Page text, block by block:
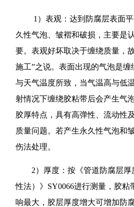
1）表观：达到防腐层表面平
久性气泡、皱褶和破损，主要是
要。表观好坏取决于缠绕质量，
施工”之说。表面出现的气泡是缠
与天气温度所致，当气温高与低
射情况下缠绕胶粘带后会产生气
胶厚特点，具有高弹性、流动性
质量问题。若产生永久性气泡和
伤法处理。
2）厚度：按《管道防腐层厚
性法）》SY0066进行测量，胶粘
响最大，胶层厚度增大可增加防